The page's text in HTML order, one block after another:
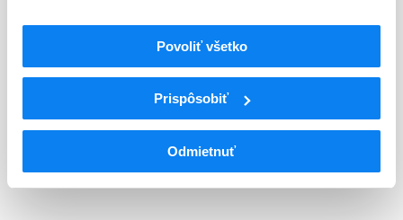
Povoliť všetko
Prispôsobiť
Odmietnuť
01 - ANAESTHETICA (LOKÁLNE)
ATC
Centrálna nervová sústava
N01
Anestetiká